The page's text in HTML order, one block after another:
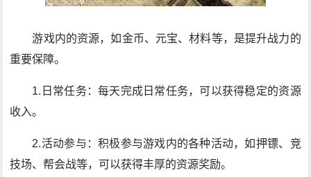
游戏内的资源，如金币、元宝、材料等，是提升战力的
重要保障。
1.日常任务：每天完成日常任务，可以获得稳定的资源
收入。
2.活动参与：积极参与游戏内的各种活动，如押镖、竞
技场、帮会战等，可以获得丰厚的资源奖励。